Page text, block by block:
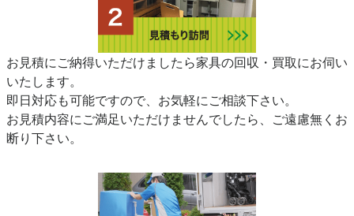
お見積にご納得いただけましたら家具の回収・買取にお伺い
いたします。
即日対応も可能ですので、お気軽にご相談下さい。
お見積内容にご満足いただけませんでしたら、ご遠慮無くお
断り下さい。